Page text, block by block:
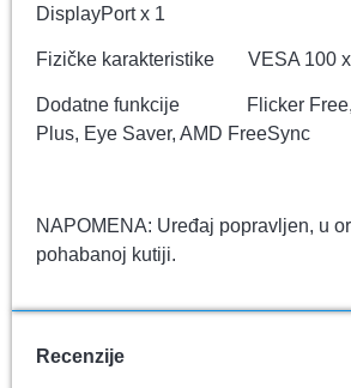
DisplayPort x 1
Fizičke karakteristike VESA 100 x
Dodatne funkcije Flicker Free,
Plus, Eye Saver, AMD FreeSync
NAPOMENA: Uređaj popravljen, u
pohabanoj kutiji.
Recenzije